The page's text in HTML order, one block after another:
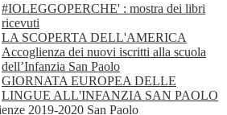
#IOLEGGOPERCHE' : mostra dei libri
ricevuti
LA SCOPERTA DELL'AMERICA
Accoglienza dei nuovi iscritti alla scuola
dell’Infanzia San Paolo
GIORNATA EUROPEA DELLE
LINGUE ALL'INFANZIA SAN PAOLO
2019-2020 San Paolo